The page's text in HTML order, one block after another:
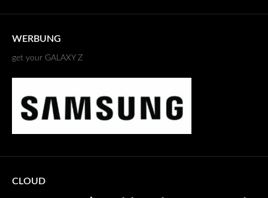
WERBUNG
get your GALAXY Z
CLOUD